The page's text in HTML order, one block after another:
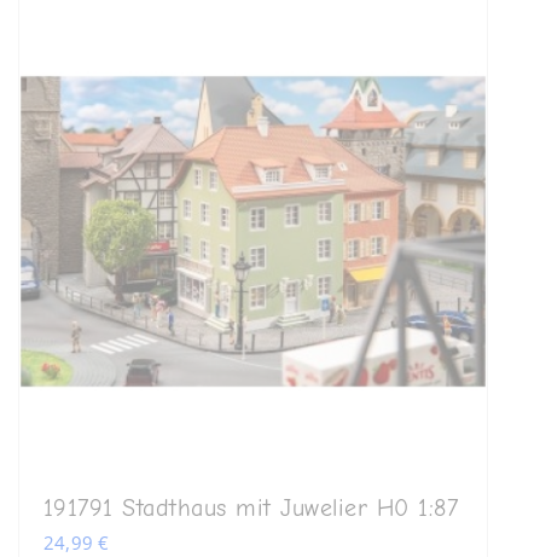
191791 Stadthaus mit Juwelier H0 1:87
24,99€